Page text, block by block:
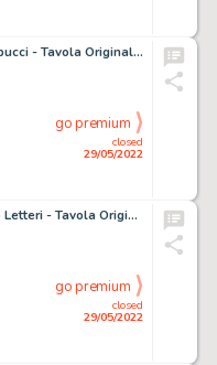
Tex n. 680 - Lucio Filippucci - Tavola Originale "La pista dei Forrester" - Page volante - Exemplaire unique - (2017)
closed
29/05/2022
go premium
Tex n. 112 - Guglielmo Letteri - Tavola Originale "La rete si chiude" - Page volante - Exemplaire unique - (1970)
closed
29/05/2022
go premium